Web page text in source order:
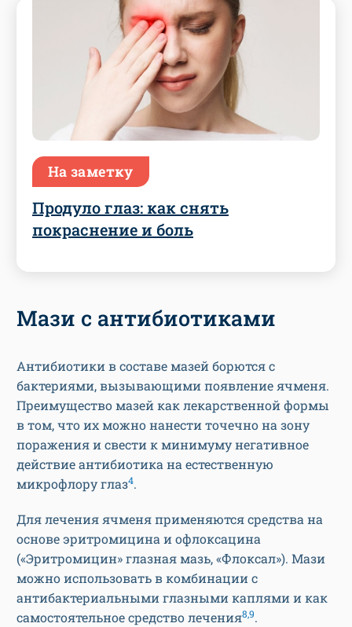
На заметку
Продуло глаз: как снять
покраснение и боль
Мази с антибиотиками
Антибиотики в составе мазей борются с
бактериями, вызывающими появление ячменя.
Преимущество мазей как лекарственной формы
в том, что их можно нанести точечно на зону
поражения и свести к минимуму негативное
действие антибиотика на естественную
микрофлору глаз4.
Для лечения ячменя применяются средства на
основе эритромицина и офлоксацина
(«Эритромицин» глазная мазь, «Флоксал»). Мази
можно использовать в комбинации с
антибактериальными глазными каплями и как
самостоятельное средство лечения8,9.